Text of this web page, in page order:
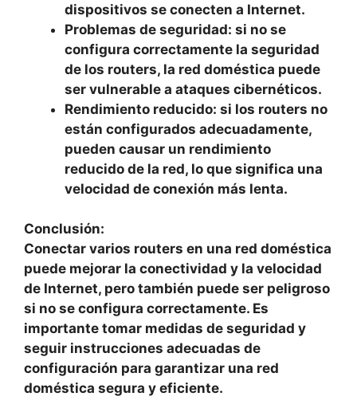
dispositivos se conecten a Internet.
Problemas de seguridad: si no se
configura correctamente la seguridad
de los routers, la red doméstica puede
ser vulnerable a ataques cibernéticos.
Rendimiento reducido: si los routers no
están configurados adecuadamente,
pueden causar un rendimiento
reducido de la red, lo que significa una
velocidad de conexión más lenta.
Conclusión:
Conectar varios routers en una red doméstica
puede mejorar la conectividad y la velocidad
de Internet, pero también puede ser peligroso
si no se configura correctamente. Es
importante tomar medidas de seguridad y
seguir instrucciones adecuadas de
configuración para garantizar una red
doméstica segura y eficiente.